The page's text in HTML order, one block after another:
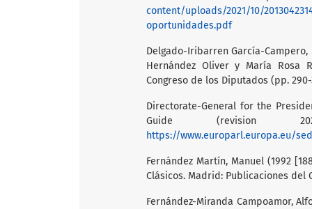
content/uploads/2021/10/
oportunidades.pdf
Delgado-Iribarren García-Campero,
Hernández Oliver y María Rosa
Congreso de los Diputados (pp.
Directorate-General for the
Guide (revision
https://www.europarl.europa.eu/
Fernández Martín, Manuel (1992
Clásicos. Madrid: Publicaciones del
Fernández-Miranda Campoamor,